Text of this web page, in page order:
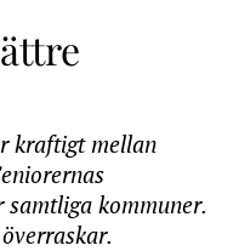
kraftigt mellan
kommuner.